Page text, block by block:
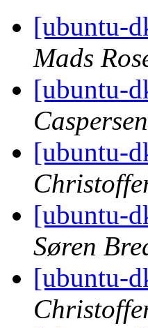
[ubuntu-
Mads
[ubuntu-
Caspersen
[ubuntu-
[ubuntu-
Søren
[ubuntu-